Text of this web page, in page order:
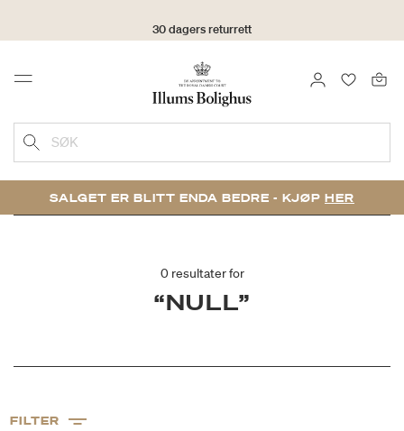
30 dagers returrett
Menu LOGG INN
SØK
SALGET ER BLITT ENDA BEDRE - KJØP HER
0 resultater for
“NULL”
FILTER